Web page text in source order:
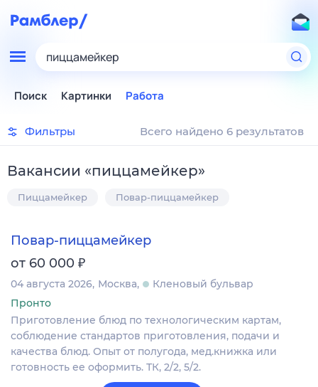
пиццамейкер
Поиск Картинки Работа
Фильтры Всего найдено 6 результатов
Вакансии «пиццамейкер»
Пиццамейкер Повар-пиццамейкер
Повар-пиццамейкер
от 60 000 ₽
04 августа 2026 Москва
Кленовый бульвар
Пронто
Приготовление блюд по технологическим картам,
соблюдение стандартов приготовления, подачи и
качества блюд. Опыт от полугода, мед.книжка или
готовность ее оформить. ТК, 2/2, 5/2.